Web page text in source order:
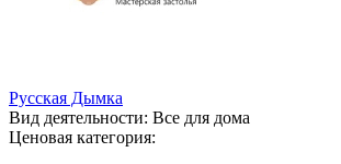
Русская Дымка
Вид деятельности: Все для дома
Ценовая категория: